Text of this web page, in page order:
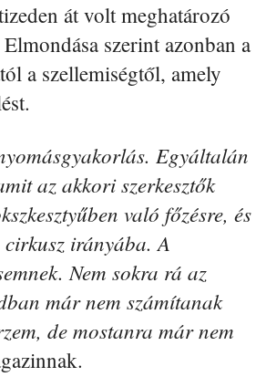
át volt meghatározó
szerint azonban a
a szellemiségtől, amely
Egyáltalán
az akkori szerkesztők
való főzésre, és
irányába. A
Nem sokra rá az
már nem számítanak
de mostanra már nem